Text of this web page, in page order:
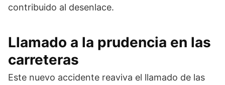
contribuido al desenlace.
Llamado a la prudencia en las
carreteras
Este nuevo accidente reaviva el llamado de las